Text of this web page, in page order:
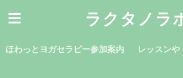
ラクタノラ
ほわっとヨガセラピー参加案内 レッスン